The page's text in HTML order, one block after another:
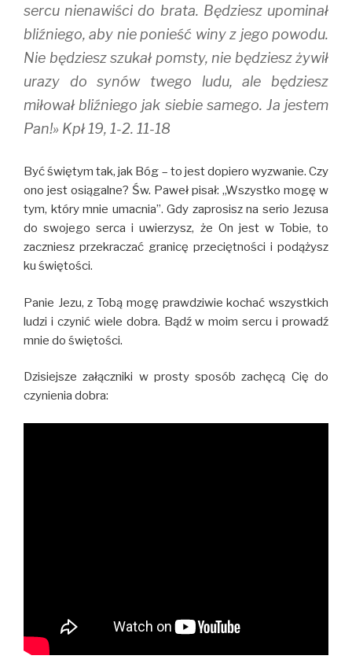
sercu nienawiści do brata. Będziesz upominał
bliźniego, aby nie ponieść winy z jego powodu.
Nie będziesz szukał pomsty, nie będziesz żywił
urazy do synów twego ludu, ale będziesz
miłował bliźniego jak siebie samego. Ja jestem
Pan!» Kpł 19, 1-2. 11-18
Być świętym tak, jak Bóg – to jest dopiero wyzwanie. Czy
ono jest osiągalne? Św. Paweł pisał: ,,Wszystko mogę w
tym, który mnie umacnia”. Gdy zaprosisz na serio Jezusa
do swojego serca i uwierzysz, że On jest w Tobie, to
zaczniesz przekraczać granicę przeciętności i podążysz
ku świętości.
Panie Jezu, z Tobą mogę prawdziwie kochać wszystkich
ludzi i czynić wiele dobra. Bądź w moim sercu i prowadź
mnie do świętości.
Dzisiejsze załączniki w prosty sposób zachęcą Cię do
czynienia dobra: